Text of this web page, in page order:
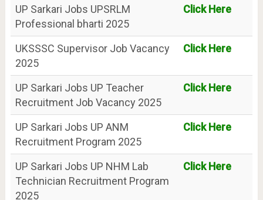
UP Sarkari Jobs UPSRLM
Professional bharti 2025
Click Here
UKSSSC Supervisor Job Vacancy
2025
Click Here
UP Sarkari Jobs UP Teacher
Recruitment Job Vacancy 2025
Click Here
UP Sarkari Jobs UP ANM
Recruitment Program 2025
Click Here
UP Sarkari Jobs UP NHM Lab
Technician Recruitment Program
2025
Click Here